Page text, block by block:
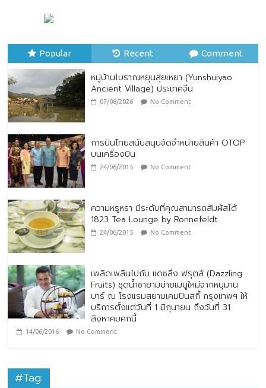
Popular Recent Comment
หมู่บ้านโบราณหยุนสุ่ยเหยา (Yunshuiyao
Ancient Village) ประเทศจีน
07/08/2026 No Comment
การบินไทยสนับสนุนจัดจำหน่ายสินค้า OTOP
บนเครื่องบิน
24/06/2015 No Comment
ความหรูหรา มีระดับที่คุณสามารถสัมผัสได้
1823 Tea Lounge by Ronnefeldt
24/06/2015 No Comment
เพลิดเพลินไปกับ แดซลิ่ง ฟรุตส์ (Dazzling
Fruits) ชุดน้ำชายามบ่ายเมนูใหม่จากหนุมาน
บาร์ ณ โรงแรมสยามเคมปินสกี้ กรุงเทพฯ ให้
บริการตั้งแต่วันที่ 1 มิถุนายน ถึงวันที่ 31
สิงหาคมศกนี้
14/06/2016 No Comment
#Tag: